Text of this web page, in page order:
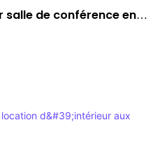
salle de conférence en